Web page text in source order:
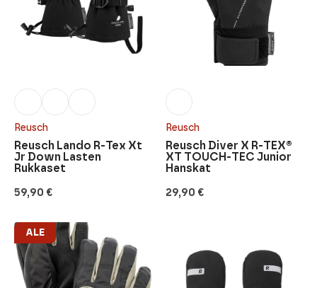
Reusch
59,90 €
Reusch Lando R-Tex Xt
Jr Down Lasten
Rukkaset
Reusch
29,90 €
Reusch Diver X R-TEX®
XT TOUCH-TEC Junior
Hanskat
ALE